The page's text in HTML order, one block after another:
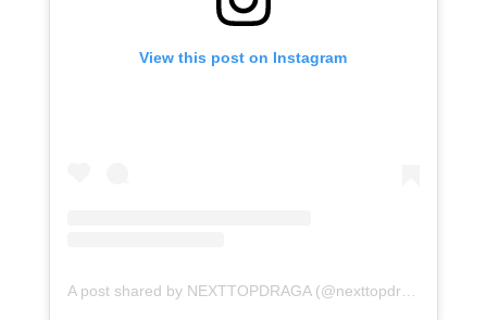
View this post on Instagram
A post shared by NEXTTOPDRAGA (@nexttopdragaqueen)